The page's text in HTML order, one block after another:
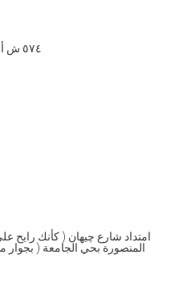
٥٧٤ ش أبوقير أمام EG Bank ، بجوار فرع We.
امتداد شارع چيهان ( كأنك رايح